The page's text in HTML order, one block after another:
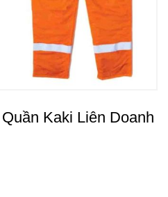
Kaki Liên Doanh